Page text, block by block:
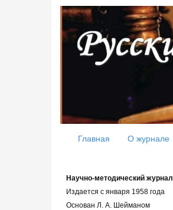
Главная О журнале
Научно-методический журнал
Издается с января 1958 года
Основан Л. А. Шейманом